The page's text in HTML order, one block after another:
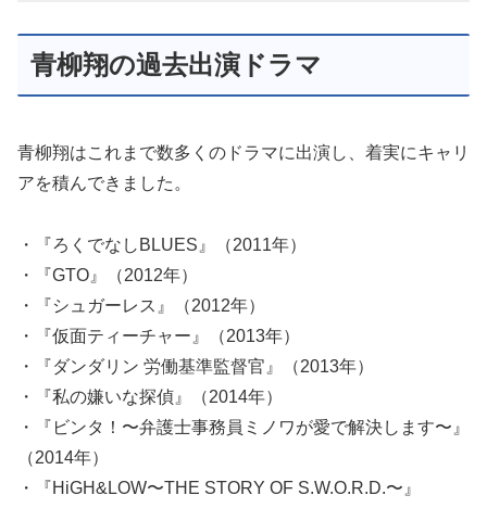
青柳翔の過去出演ドラマ
青柳翔はこれまで数多くのドラマに出演し、着実にキャリ
アを積んできました。
・『ろくでなしBLUES』（2011年）
・『GTO』（2012年）
・『シュガーレス』（2012年）
・『仮面ティーチャー』（2013年）
・『ダンダリン 労働基準監督官』（2013年）
・『私の嫌いな探偵』（2014年）
・『ビンタ！〜弁護士事務員ミノワが愛で解決します〜』
（2014年）
・『HiGH&LOW〜THE STORY OF S.W.O.R.D.〜』